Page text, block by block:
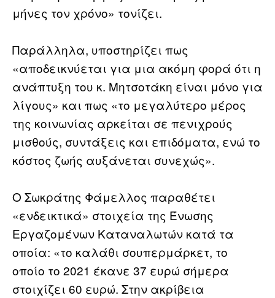
μήνες τον χρόνο» τονίζει.
Παράλληλα, υποστηρίζει πως
«αποδεικνύεται για μια ακόμη φορά ότι η
ανάπτυξη του κ. Μητσοτάκη είναι μόνο για
λίγους» και πως «το μεγαλύτερο μέρος
της κοινωνίας αρκείται σε πενιχρούς
μισθούς, συντάξεις και επιδόματα, ενώ το
κόστος ζωής αυξάνεται συνεχώς».
Ο Σωκράτης Φάμελλος παραθέτει
«ενδεικτικά» στοιχεία της Ένωσης
Εργαζομένων Καταναλωτών κατά τα
οποία: «το καλάθι σουπερμάρκετ, το
οποίο το 2021 έκανε 37 ευρώ σήμερα
στοιχίζει 60 ευρώ. Στην ακρίβεια